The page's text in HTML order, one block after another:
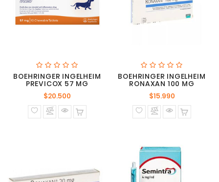
BOEHRINGER INGELHEIM
PREVICOX 57 MG
$20.500
normal
BOEHRINGER INGELHEIM
RONAXAN 100 MG
$15.990Precio
normal